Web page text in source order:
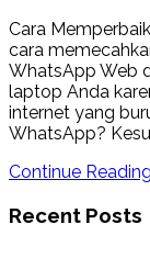
Cara
cara
WhatsApp Web
laptop Anda
internet yang
WhatsApp?
Continue
Recent Posts